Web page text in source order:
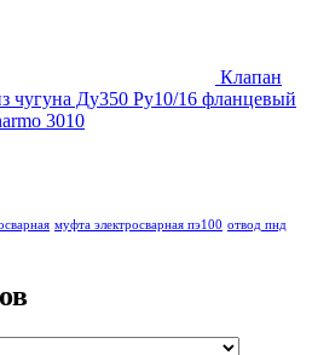
Клапан
чугуна Ду350 Ру10/16 фланцевый
3010
муфта электросварная пэ100 отвод пнд